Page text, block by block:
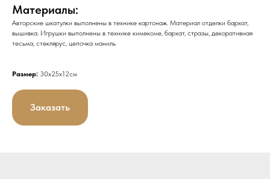
Материалы:
Авторские шкатулки выполнены в технике картонаж. Материал отделки бархат,
вышивка. Игрушки выполнены в технике кимекоме, бархат, стразы, декоративная
тесьма, стеклярус, цепочка маниль
Размер: 30х25х12см
Заказать